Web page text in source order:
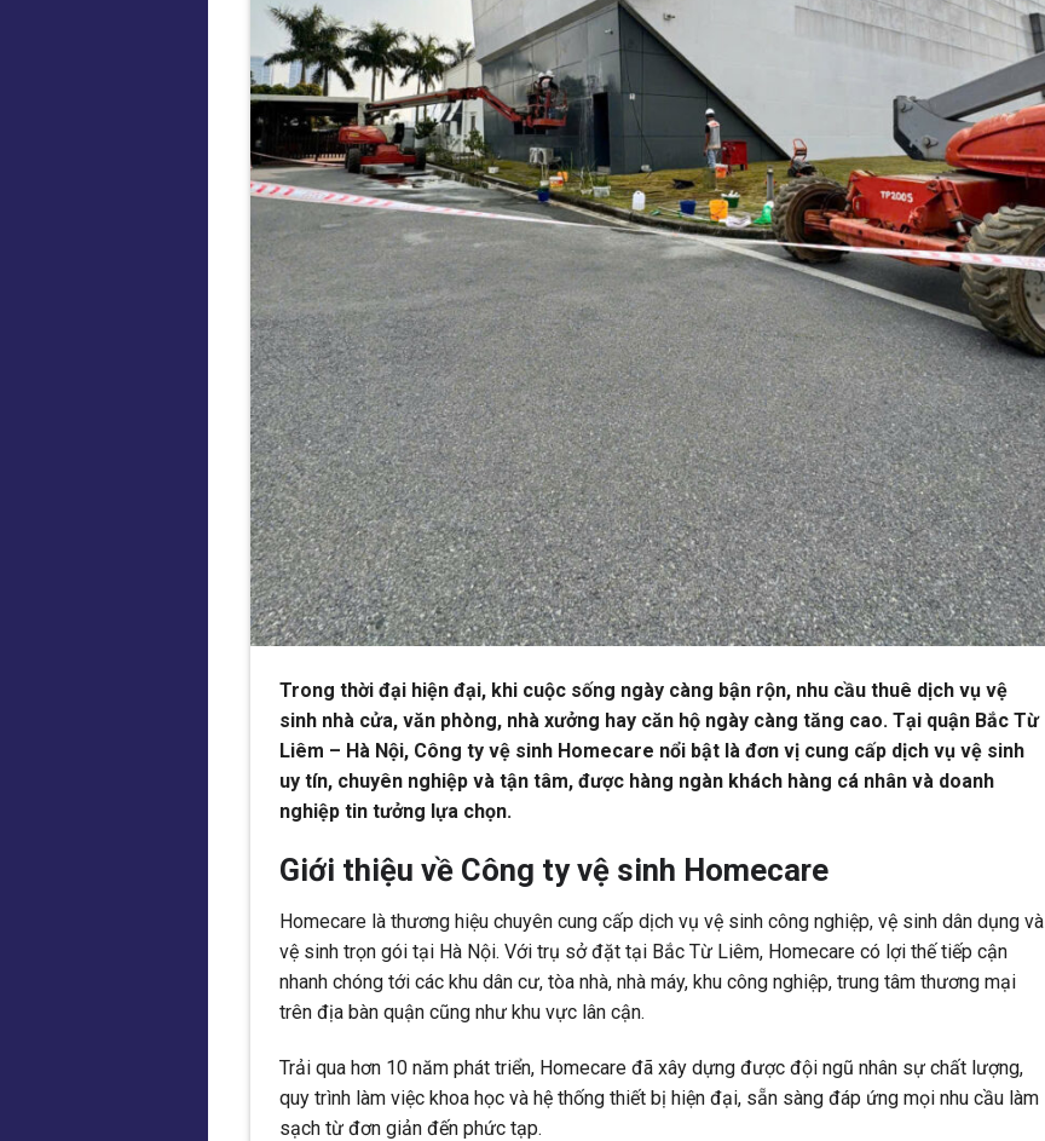
Trong thời đại hiện đại, khi cuộc sống ngày càng bận rộn, nhu cầu thuê dịch vụ vệ
sinh nhà cửa, văn phòng, nhà xưởng hay căn hộ ngày càng tăng cao. Tại quận Bắc Từ
Liêm – Hà Nội, Công ty vệ sinh Homecare nổi bật là đơn vị cung cấp dịch vụ vệ sinh
uy tín, chuyên nghiệp và tận tâm, được hàng ngàn khách hàng cá nhân và doanh
nghiệp tin tưởng lựa chọn.
Giới thiệu về Công ty vệ sinh Homecare
Homecare là thương hiệu chuyên cung cấp dịch vụ vệ sinh công nghiệp, vệ sinh dân dụng và
vệ sinh trọn gói tại Hà Nội. Với trụ sở đặt tại Bắc Từ Liêm, Homecare có lợi thế tiếp cận
nhanh chóng tới các khu dân cư, tòa nhà, nhà máy, khu công nghiệp, trung tâm thương mại
trên địa bàn quận cũng như khu vực lân cận.
Trải qua hơn 10 năm phát triển, Homecare đã xây dựng được đội ngũ nhân sự chất lượng,
quy trình làm việc khoa học và hệ thống thiết bị hiện đại, sẵn sàng đáp ứng mọi nhu cầu làm
sạch từ đơn giản đến phức tạp.